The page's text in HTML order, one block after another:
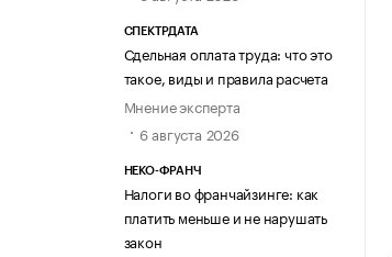
СПЕКТРДАТА
Сдельная оплата труда: что это
такое, виды и правила расчета
Мнение эксперта
6 августа 2026
НЕКО-ФРАНЧ
Налоги во франчайзинге: как
платить меньше и не нарушать
закон